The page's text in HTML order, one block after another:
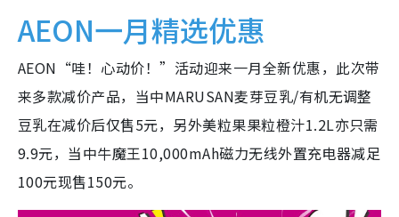
AEON一月精选优惠
AEON“哇！心动价！”活动迎来一月全新优惠，此次带
来多款减价产品，当中MARUSAN麦芽豆乳/有机无调整
豆乳在减价后仅售5元，另外美粒果果粒橙汁1.2L亦只需
9.9元，当中牛魔王10,000mAh磁力无线外置充电器减足
100元现售150元。